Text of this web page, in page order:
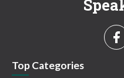
Top Categories